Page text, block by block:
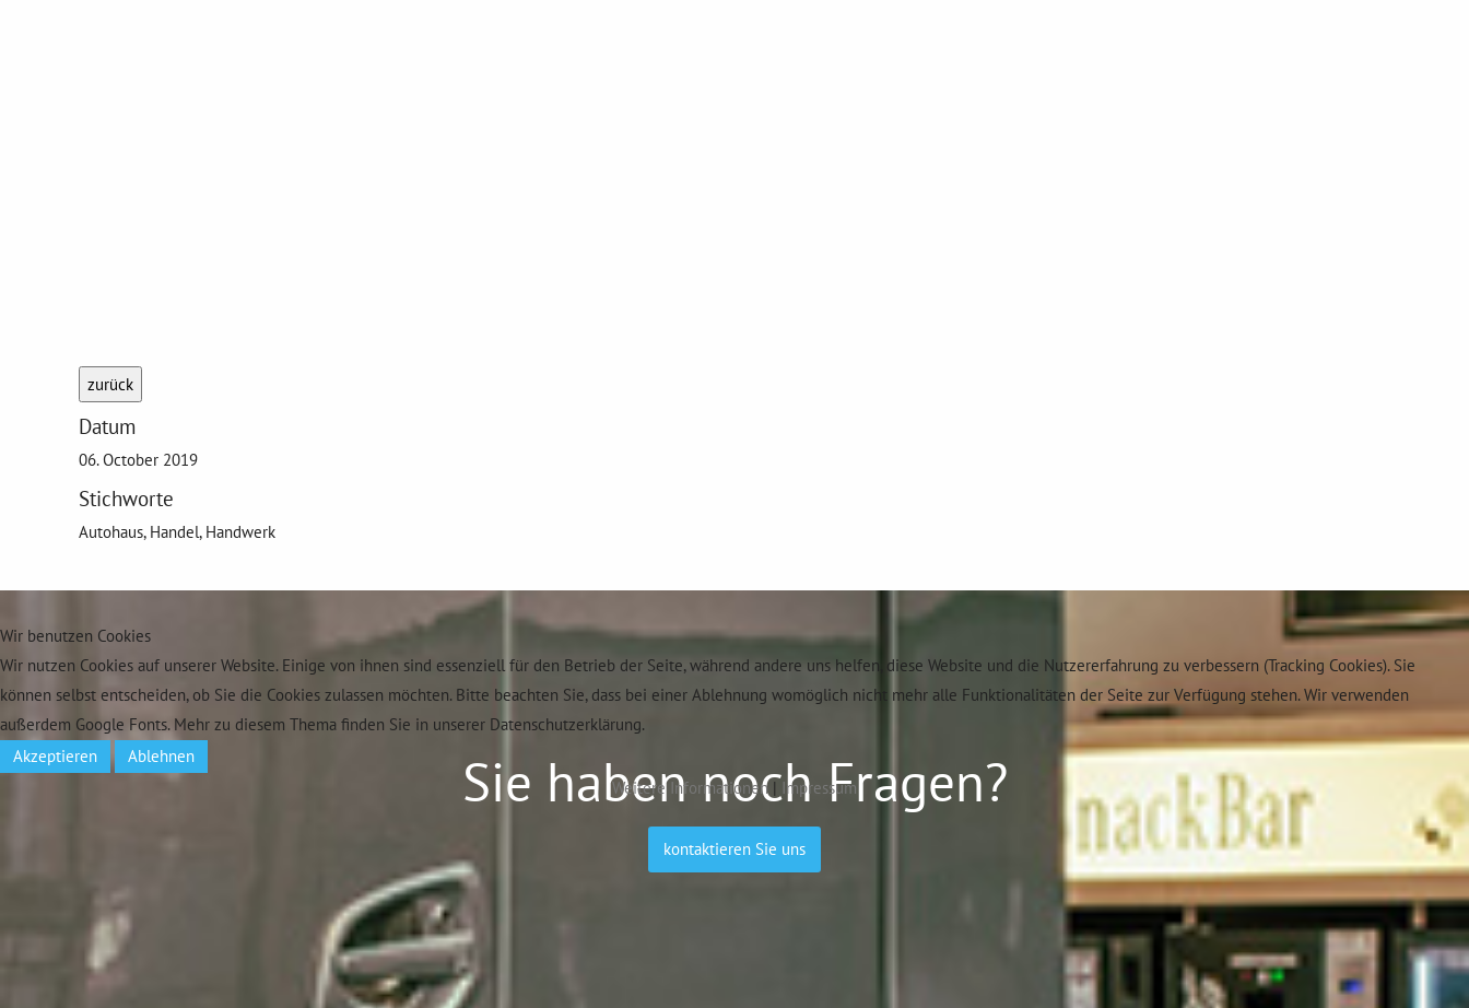
zurück
Datum
06. October 2019
Stichworte
Autohaus, Handel, Handwerk
Sie haben noch Fragen?
kontaktieren Sie uns
Wir benutzen Cookies
Wir nutzen Cookies auf unserer Website. Einige von ihnen sind essenziell für den Betrieb der Seite, während andere uns helfen, diese Website und die Nutzererfahrung zu verbessern (Tracking Cookies). Sie
können selbst entscheiden, ob Sie die Cookies zulassen möchten. Bitte beachten Sie, dass bei einer Ablehnung womöglich nicht mehr alle Funktionalitäten der Seite zur Verfügung stehen. Wir verwenden
außerdem Google Fonts. Mehr zu diesem Thema finden Sie in unserer Datenschutzerklärung.
Akzeptieren
Ablehnen
Weitere Informationen| Impressum